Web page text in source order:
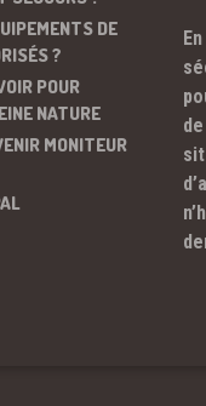
DE
?
POUR
NATURE
MONITEUR